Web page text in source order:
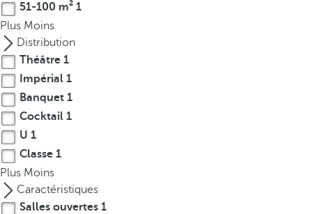
o
n
o
n
t
h
e
p
o
p
u
51-100 m² 1
Plus Moins
Distribution
Théâtre 1
Impérial 1
Banquet 1
Cocktail 1
U 1
Classe 1
Plus Moins
Caractéristiques
Salles ouvertes 1